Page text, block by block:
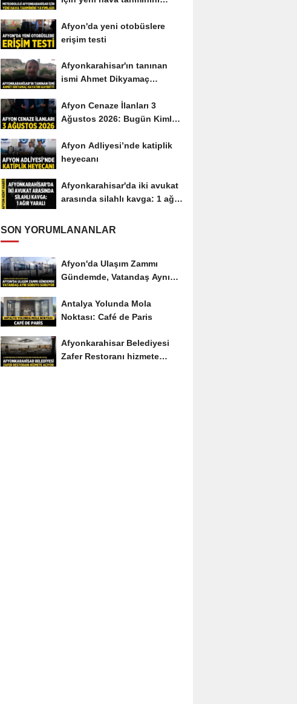
Afyon'da yeni otobüslere
erişim testi
Afyonkarahisar'ın tanınan
ismi Ahmet Dikyamaç
Afyon Cenaze İlanları 3
Ağustos 2026: Bugün Kimler
Afyon Adliyesi’nde katiplik
heyecanı
Afyonkarahisar'da iki avukat
arasında silahlı kavga: 1 ağır
SON YORUMLANANLAR
Afyon'da Ulaşım Zammı
Gündemde, Vatandaş Aynı
Antalya Yolunda Mola
Noktası: Café de Paris
Afyonkarahisar Belediyesi
Zafer Restoranı hizmete